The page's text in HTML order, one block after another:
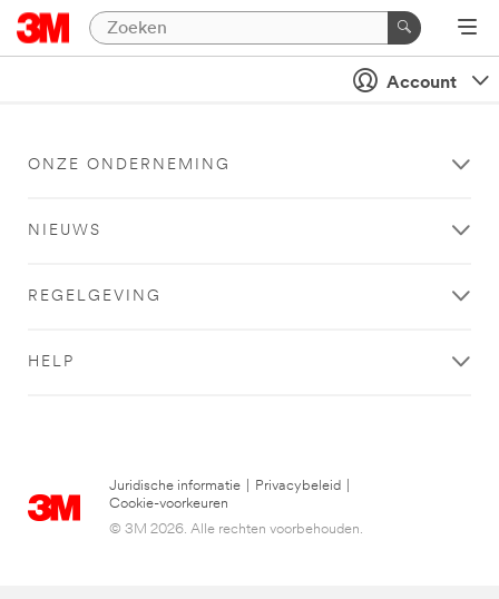
Account
ONZE ONDERNEMING
NIEUWS
REGELGEVING
HELP
Juridische informatie Privacybeleid
Cookie-voorkeuren
© 3M 2026. Alle rechten voorbehouden.